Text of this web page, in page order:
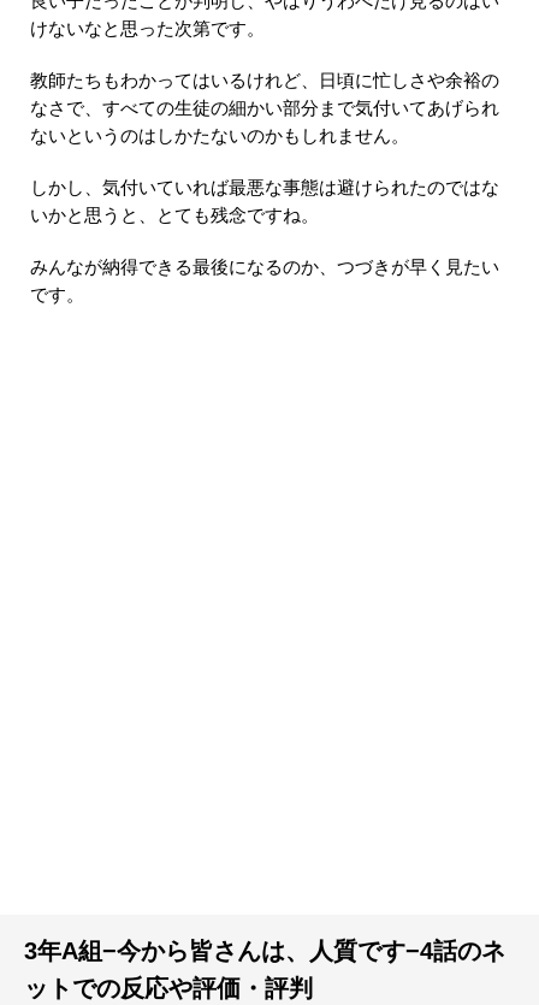
けないなと思った次第です。
教師たちもわかってはいるけれど、日頃に忙しさや余裕の
なさで、すべての生徒の細かい部分まで気付いてあげられ
ないというのはしかたないのかもしれません。
しかし、気付いていれば最悪な事態は避けられたのではな
いかと思うと、とても残念ですね。
みんなが納得できる最後になるのか、つづきが早く見たい
です。
3年A組−今から皆さんは、人質です−4話のネ
ットでの反応や評価・評判